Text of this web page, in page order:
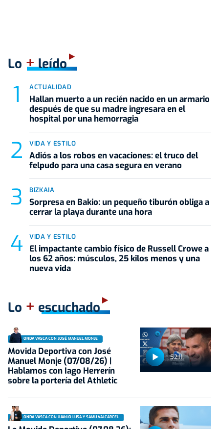
Lo +leído
ACTUALIDAD
Hallan muerto a un recién nacido en un armario
después de que su madre ingresara en el
hospital por una hemorragia
VIDA Y ESTILO
Adiós a los robos en vacaciones: el truco del
felpudo para una casa segura en verano
BIZKAIA
Sorpresa en Bakio: un pequeño tiburón obliga a
cerrar la playa durante una hora
VIDA Y ESTILO
El impactante cambio físico de Russell Crowe a
los 62 años: músculos, 25 kilos menos y una
nueva vida
Lo + escuchado
52:11
ONDA VASCA CON JOSÉ MANUEL MONJE
Movida Deportiva con José
Manuel Monje (07/08/26) |
Hablamos con Iago Herrerín
sobre la portería del Athletic
ONDA VASCA CON JUANJO LUSA Y SAMU VALCÁRCEL